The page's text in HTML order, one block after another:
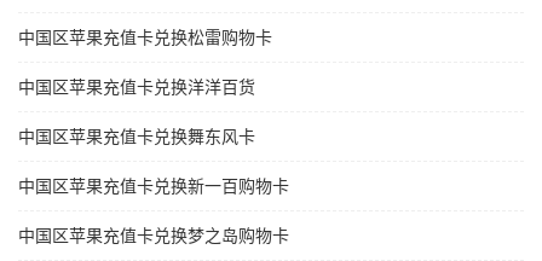
中国区苹果充值卡兑换松雷购物卡
中国区苹果充值卡兑换洋洋百货
中国区苹果充值卡兑换舞东风卡
中国区苹果充值卡兑换新一百购物卡
中国区苹果充值卡兑换梦之岛购物卡